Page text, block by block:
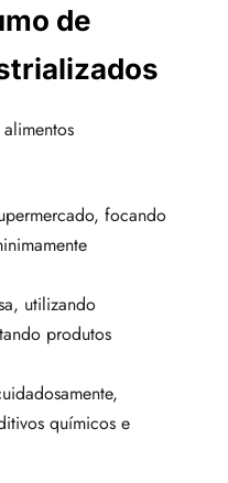
de
focando
utilizando
produtos
químicos e